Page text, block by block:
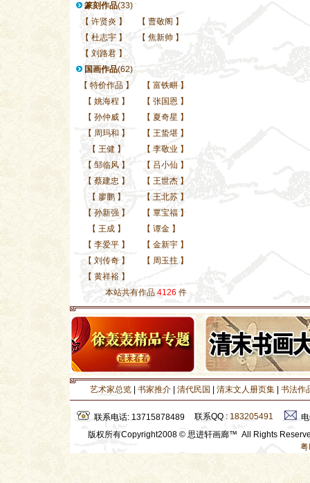
篆刻作品(33)
【 许贤炎 】 【 曹敬阁 】
【 杜志宇 】 【 焦新帅 】
【 刘路君 】
国画作品(62)
【 特价作品】 【 富铁畊 】
【 姚海程 】 【 张国恩 】
【 孙仲威】 【 夏奇星 】
【 周玛和 】 【 王蛰堪 】
【 王健】 【 李敬业 】
【 邹临风】 【 吕小仙 】
【 蔡建忠 】 【 王世杰 】
【 廖鹏】 【 王北苏 】
【 孙新强】 【 覃宝福 】
【 王成】 【 谭金 】
【 李爱平】 【 金新宇 】
【 刘传奇】 【 周玉拄 】
【 黄祥裕】
本站共有作品 4126 件
艺术家总览 书家推介 清代民国 清末文人册页集 书法作
联系电话: 13715878489 联系QQ : 183205491
版权所有Copyright2008 © 思进轩画廊™ All Rights